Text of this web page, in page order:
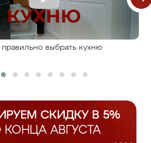
правильно выбрать кухню
СКИДКУ В 5%
КОНЦА АВГУСТА